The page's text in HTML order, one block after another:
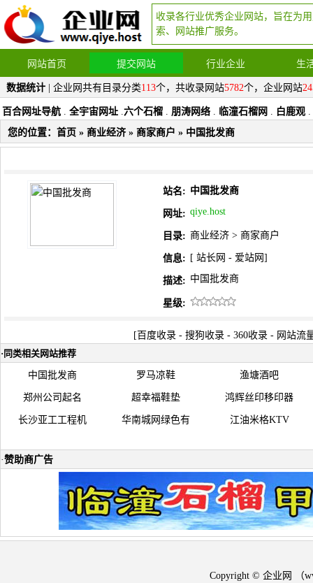
收录各行业优秀企业网站，旨在为
索、网站推广服务。
网站首页 提交网站 行业企业 生
数据统计 | 企业网共有目录分类113个，共收录网站5782个，企业网站
百合网址导航 . 全宇宙网址 .六个石榴 . 朋涛网络 . 临潼石榴网 . 白鹿观 .
您的位置： 首页 » 商业经济» 商家商户 » 中国批发商
站名: 中国批发商
网址: qiye.host
目录: 商业经济 > 商家商户
信息: [ 站长网 - 爱站网 ]
描述: 中国批发商
星级:
[ 百度收录 - 搜狗收录 - 360收录 - 网站流
· 同类相关网站推荐
中国批发商 罗马凉鞋 渔塘酒吧
郑州公司起名 超幸福鞋垫 鸿辉丝印移印器
长沙亚工工程机 华南城网绿色有 江油米格KTV
·赞助商广告
Copyright © 企业网 （